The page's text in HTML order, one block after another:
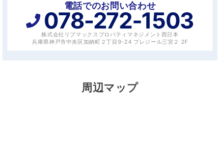
電話でのお問い合わせ
078-272-1503
株式会社リブマックスプロパティマネジメント西日本
兵庫県神戸市中央区加納町２丁目9-24 プレジール三宮２ 2F
周辺マップ